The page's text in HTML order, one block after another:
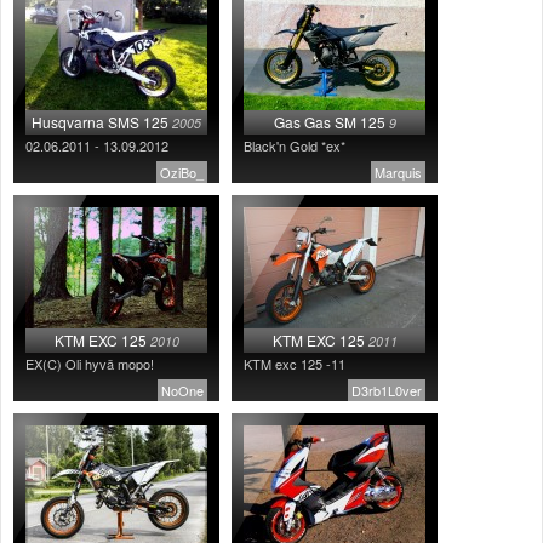
Husqvarna SMS 1252005
02.06.2011 - 13.09.2012
OziBo_
Gas Gas SM 1259
Black'n Gold *ex*
Marquis
KTM EXC 1252010
EX(C) Oli hyvä mopo!
NoOne
KTM EXC 1252011
KTM exc 125 -11
D3rb1L0ver